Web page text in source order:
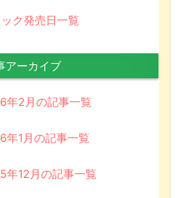
ク発売日一覧
アーカイブ
年2月の記事一覧
年1月の記事一覧
年12月の記事一覧